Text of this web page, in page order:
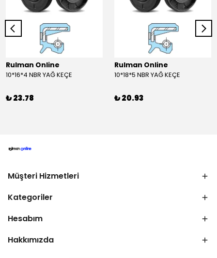
Rulman Online
10*16*4 NBR YAĞ KEÇE
₺ 23.78
Rulman Online
10*18*5 NBR YAĞ KEÇE
₺ 20.93
Müşteri Hizmetleri
Kategoriler
Hesabım
Hakkımızda